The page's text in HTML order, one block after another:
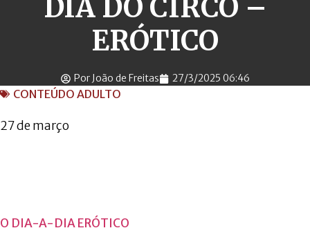
DIA DO CIRCO –
ERÓTICO
Por João de Freitas 27/3/2025 06:46
CONTEÚDO ADULTO
27 de março
O DIA-A-DIA ERÓTICO